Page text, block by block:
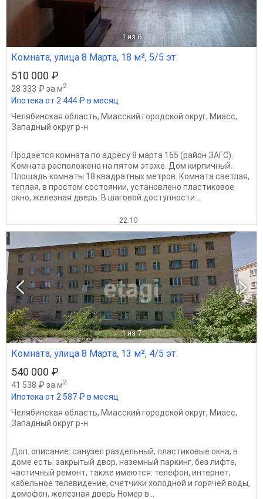
1 из 6
Комната, улица 8 Марта, 18 м², 5/5 эт.
510 000 ₽
28 333 ₽ за м2
Ипотека от 2 444 ₽ в месяц
Челябинская область, Миасский городской округ, Миасс,
Западный округ р-н
Продаётся комната по адресу 8 марта 165 (район ЗАГС).
Комната расположена на пятом этаже. Дом кирпичный.
Площадь комнаты 18 квадратных метров. Комната светлая,
теплая, в простом состоянии, установлено пластиковое
окно, железная дверь. В шаговой доступности...
22.10
1 из 7
Комната, улица 8 Марта, 13 м², 4/5 эт.
540 000 ₽
41 538 ₽ за м2
Ипотека от 2 587 ₽ в месяц
Челябинская область, Миасский городской округ, Миасс,
Западный округ р-н
Доп. описание: санузел раздельный, пластиковые окна, в
доме есть: закрытый двор, наземный паркинг, без лифта,
частичный ремонт, также имеются: телефон, интернет,
кабельное телевидение, счетчики холодной и горячей воды,
домофон, железная дверь Номер в...